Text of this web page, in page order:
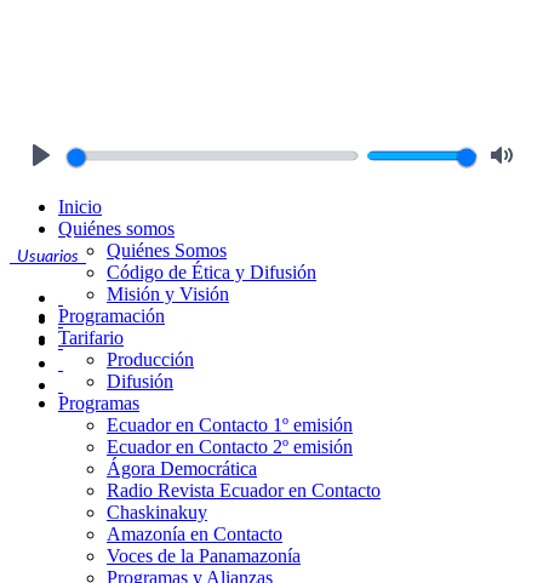
Usuarios
Inicio
Quiénes somos
Quiénes Somos
Código de Ética y Difusión
Misión y Visión
Programación
Tarifario
Producción
Difusión
Programas
Ecuador en Contacto 1º emisión
Ecuador en Contacto 2º emisión
Ágora Democrática
Radio Revista Ecuador en Contacto
Chaskinakuy
Amazonía en Contacto
Voces de la Panamazonía
Programas y Alianzas